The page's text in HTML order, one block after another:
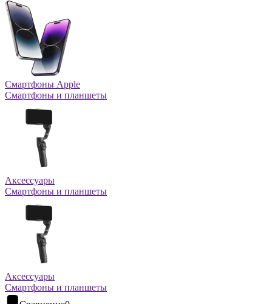
Смартфоны Apple
Смартфоны и планшеты
Аксессуары
Смартфоны и планшеты
Аксессуары
Смартфоны и планшеты